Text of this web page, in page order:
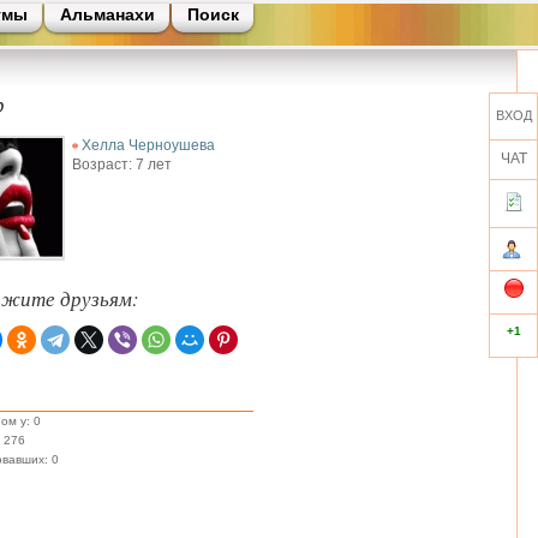
Альманахи Поиск
+1
ЧАТ
ВХОД
Хелла Черноушева
Возраст: 7 лет
друзьям:
у: 0
276
0